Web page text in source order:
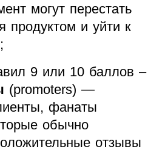
могут перестать
продуктом и уйти к
9 или 10 баллов –
(promoters) —
фанаты
обычно
отзывы